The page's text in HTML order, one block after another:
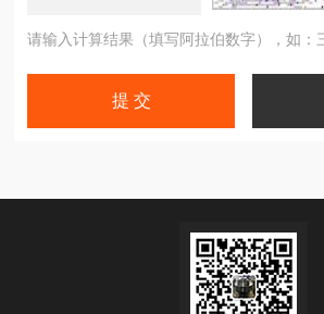
请输入计算结果（填写阿拉伯数字），如：